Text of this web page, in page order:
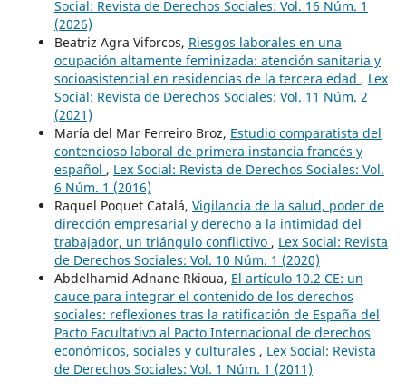
Social: Revista de Derechos Sociales: Vol. 16 Núm. 1
(2026)
Beatriz Agra Viforcos, Riesgos laborales en una
ocupación altamente feminizada: atención sanitaria y
socioasistencial en residencias de la tercera edad , Lex
Social: Revista de Derechos Sociales: Vol. 11 Núm. 2
(2021)
María del Mar Ferreiro Broz, Estudio comparatista del
contencioso laboral de primera instancia francés y
español , Lex Social: Revista de Derechos Sociales: Vol.
6 Núm. 1 (2016)
Raquel Poquet Catalá, Vigilancia de la salud, poder de
dirección empresarial y derecho a la intimidad del
trabajador, un triángulo conflictivo , Lex Social: Revista
de Derechos Sociales: Vol. 10 Núm. 1 (2020)
Abdelhamid Adnane Rkioua, El artículo 10.2 CE: un
cauce para integrar el contenido de los derechos
sociales: reflexiones tras la ratificación de España del
Pacto Facultativo al Pacto Internacional de derechos
económicos, sociales y culturales , Lex Social: Revista
de Derechos Sociales: Vol. 1 Núm. 1 (2011)